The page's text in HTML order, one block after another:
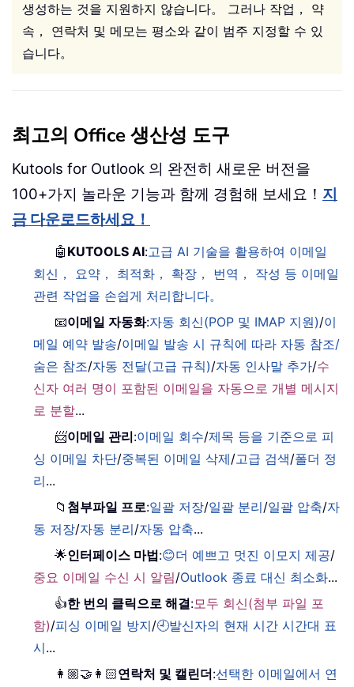
생성하는 것을 지원하지 않습니다。 그러나 작업， 약
속， 연락처 및 메모는 평소와 같이 범주 지정할 수 있
습니다。
최고의 Office 생산성 도구
Kutools for Outlook 의 완전히 새로운 버전을
100+가지 놀라운 기능과 함께 경험해 보세요！ 지
금 다운로드하세요！
🤖 KUTOOLS AI:고급 AI 기술을 활용하여 이메일
회신， 요약， 최적화， 확장， 번역， 작성 등 이메일
관련 작업을 손쉽게 처리합니다。
📧이메일 자동화:자동 회신(POP 및 IMAP 지원)/이
메일 예약 발송/이메일 발송 시 규칙에 따라 자동 참조/
숨은 참조/자동 전달(고급 규칙)/자동 인사말 추가/수
신자 여러 명이 포함된 이메일을 자동으로 개별 메시지
로 분할...
📨이메일 관리:이메일 회수/제목 등을 기준으로 피
싱 이메일 차단/중복된 이메일 삭제/고급 검색/폴더 정
리...
📁 첨부파일 프로:일괄 저장/일괄 분리/일괄 압축/자
동 저장/자동 분리/자동 압축...
🌟인터페이스 마법:😊더 예쁘고 멋진 이모지 제공/
중요 이메일 수신 시 알림/Outlook 종료 대신 최소화...
👍한 번의 클릭으로 해결:모두 회신(첨부 파일 포
함)/피싱 이메일 방지/🕘발신자의 현재 시간 시간대 표
시...
👩🏼‍🤝‍👩🏻연락처 및 캘린더:선택한 이메일에서 연